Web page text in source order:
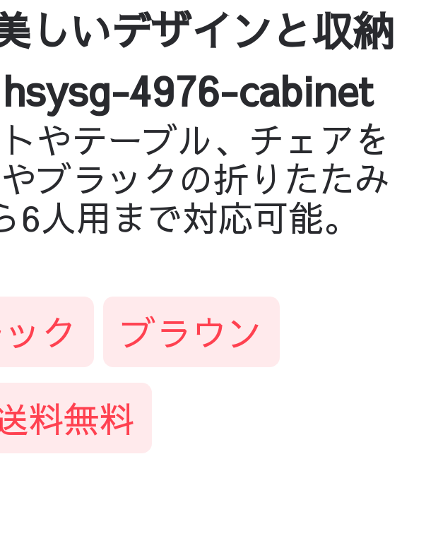
しいデザインと収納
4976-cabinet
やテーブル、チェアを
ブラックの折りたたみ
人用まで対応可能。
ク
ブラウン
料無料